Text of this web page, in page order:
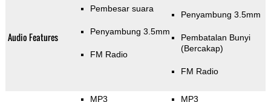
Audio Features
Pembesar suara
Penyambung 3.5mm
FM Radio
Penyambung 3.5mm
Pembatalan Bunyi
(Bercakap)
FM Radio
MP3 MP3